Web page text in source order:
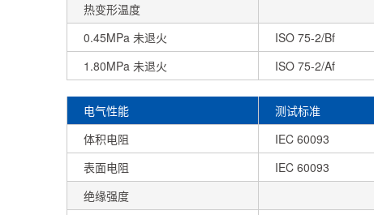
热变形温度
0.45MPa 未退火
ISO 75-2/Bf
1.80MPa 未退火
ISO 75-2/Af
电气性能 测试标准
体积电阻
IEC 60093
表面电阻
IEC 60093
绝缘强度